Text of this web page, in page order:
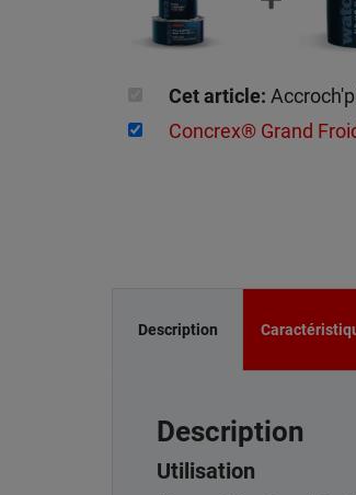
Cet article:
Concrex® Grand
Description
Description
Utilisation